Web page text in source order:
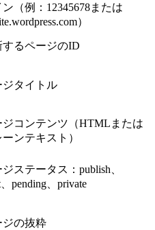
ン（例：12345678または
）
するページのID
ジタイトル
ジコンテンツ（HTMLまたは
ンテキスト）
ステータス：publish、
pending、private
ジの抜粋